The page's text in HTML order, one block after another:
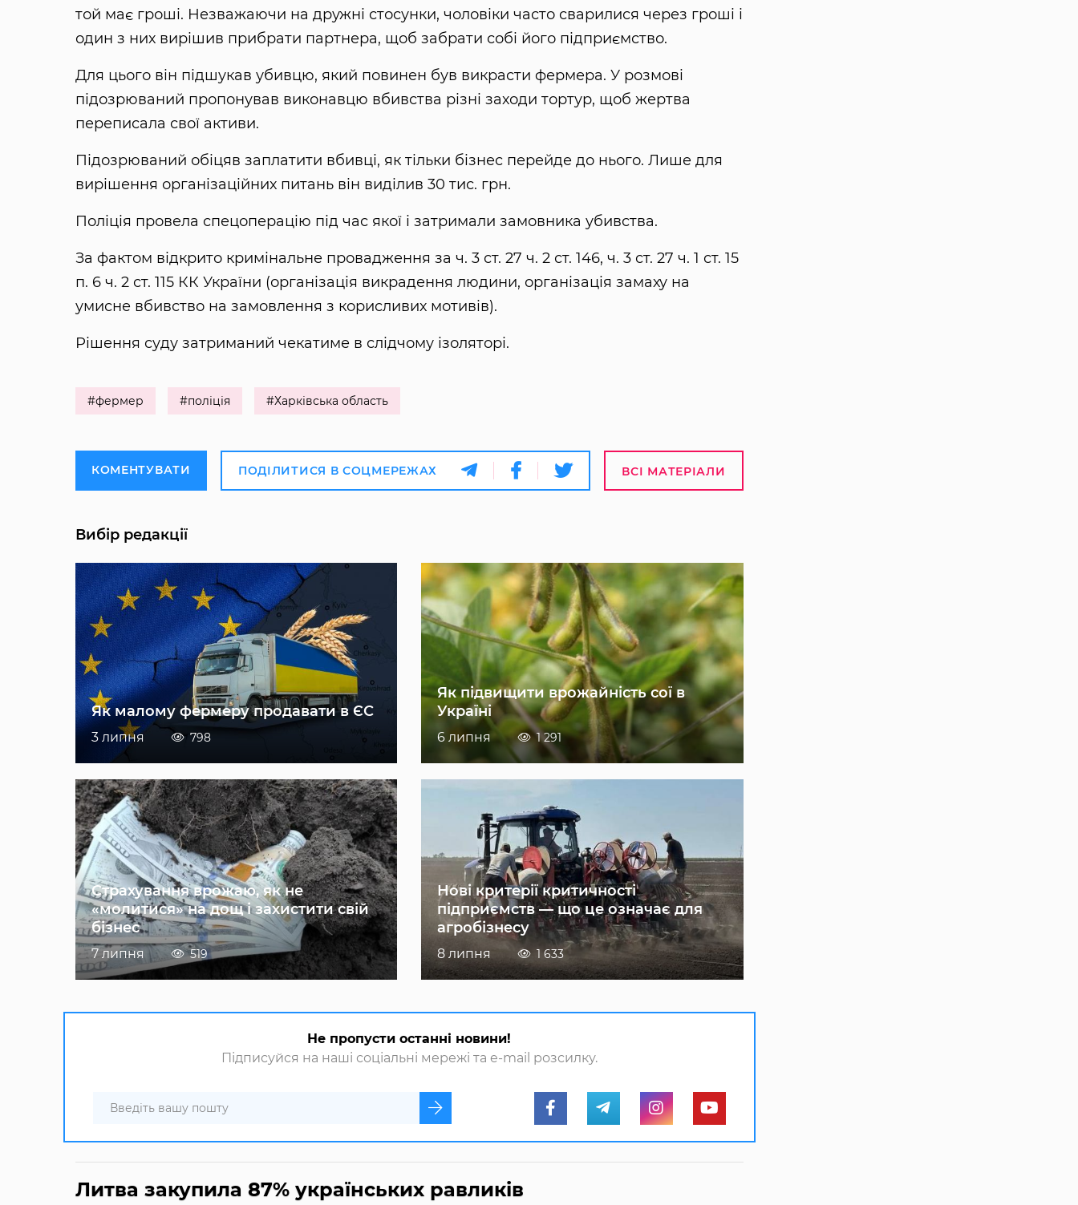
той має гроші. Незважаючи на дружні стосунки, чоловіки часто сварилися через гроші і
один з них вирішив прибрати партнера, щоб забрати собі його підприємство.
Для цього він підшукав убивцю, який повинен був викрасти фермера. У розмові
підозрюваний пропонував виконавцю вбивства різні заходи тортур, щоб жертва
переписала свої активи.
Підозрюваний обіцяв заплатити вбивці, як тільки бізнес перейде до нього. Лише для
вирішення організаційних питань він виділив 30 тис. грн.
Поліція провела спецоперацію під час якої і затримали замовника убивства.
За фактом відкрито кримінальне провадження за ч. 3 ст. 27 ч. 2 ст. 146, ч. 3 ст. 27 ч. 1 ст. 15
п. 6 ч. 2 ст. 115 КК України (організація викрадення людини, організація замаху на
умисне вбивство на замовлення з корисливих мотивів).
Рішення суду затриманий чекатиме в слідчому ізоляторі.
#фермер #поліція #Харківська область
КОМЕНТУВАТИ ПОДІЛИТИСЯ В СОЦМЕРЕЖАХ ВСІ МАТЕРІАЛИ
Вибір редакції
Як малому фермеру продавати в ЄС
3 липня 798
Як підвищити врожайність сої в
Україні
6 липня 1 291
Страхування врожаю, як не
«молитися» на дощ і захистити свій
бізнес
7 липня 519
Нові критерії критичності
підприємств — що це означає для
агробізнесу
8 липня 1 633
Не пропусти останні новини!
Підписуйся на наші соціальні мережі та e-mail розсилку.
Литва закупила 87% українських равликів